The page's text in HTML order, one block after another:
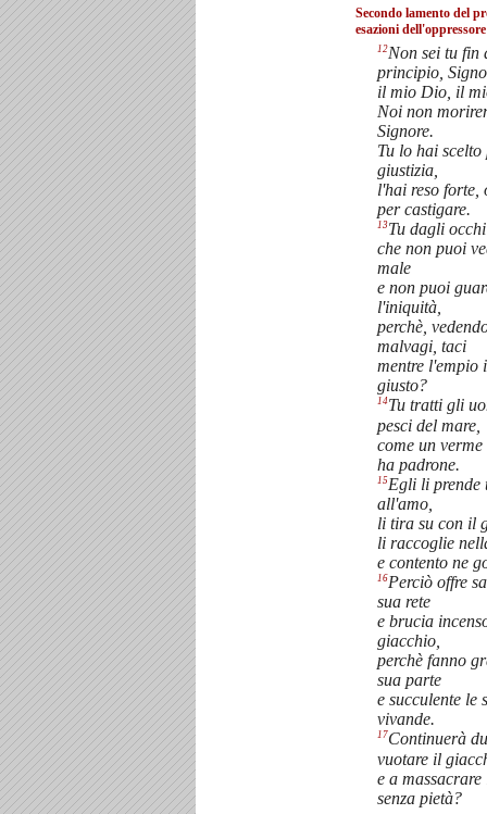
Secondo lamento del
esazioni dell'oppressore
12Non sei tu fin
principio,
il mio Dio, il
Noi non
Signore.
Tu lo hai
giustizia,
l'hai reso forte,
per castigare.
13Tu dagli
che non puoi
male
e non puoi
l'iniquità,
perchè,
malvagi, taci
mentre l'empio
giusto?
14Tu tratti gli
pesci del mare,
come un verme
ha padrone.
15Egli li prende
all'amo,
li tira su con il
li raccoglie
e contento ne
16Perciò offre
sua rete
e brucia
giacchio,
perchè fanno
sua parte
e succulente le
vivande.
17Continuerà
vuotare il
e a massacrare
senza pietà?